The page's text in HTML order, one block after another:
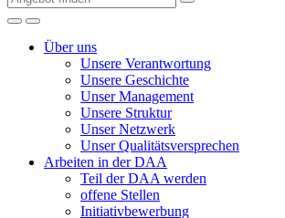
Über uns
Unsere Verantwortung
Unsere Geschichte
Unser Management
Unsere Struktur
Unser Netzwerk
Unser Qualitätsversprechen
Arbeiten in der DAA
Teil der DAA werden
offene Stellen
Initiativbewerbung